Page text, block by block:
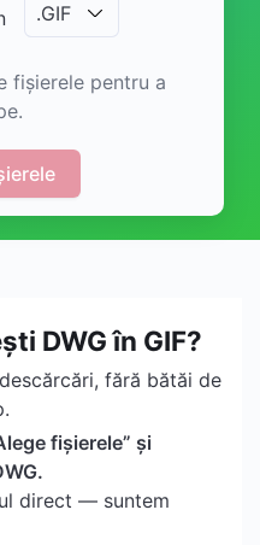
.GIF
fișierele pentru a
DWG în GIF?
fără bătăi de
fișierele” și
direct — suntem